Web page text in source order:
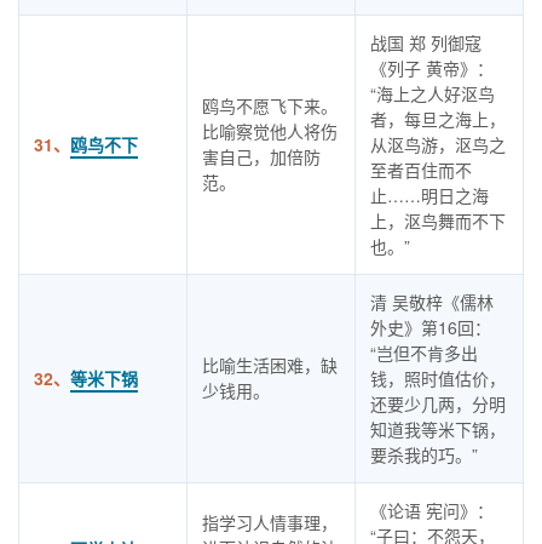
31、 鸥鸟不下
鸥鸟不愿飞下来。
比喻察觉他人将伤
害自己，加倍防
范。
战国 郑 列御寇
《列子 黄帝》：
“海上之人好沤鸟
者，每旦之海上，
从沤鸟游，沤鸟之
至者百住而不
止……明日之海
上，沤鸟舞而不下
也。”
32、 等米下锅
比喻生活困难，缺
少钱用。
清 吴敬梓《儒林
外史》第16回：
“岂但不肯多出
钱，照时值估价，
还要少几两，分明
知道我等米下锅，
要杀我的巧。”
指学习人情事理，
《论语 宪问》：
“子曰：不怨天，